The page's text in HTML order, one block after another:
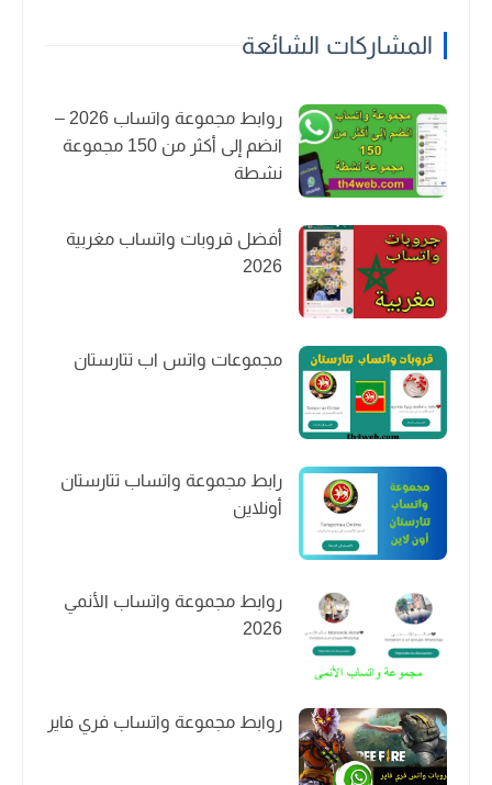
المشاركات الشائعة
روابط مجموعة واتساب 2026 –
انضم إلى أكثر من 150 مجموعة
نشطة
أفضل قروبات واتساب مغربية
2026
مجموعات واتس اب تتارستان
رابط مجموعة واتساب تتارستان
أونلاين
روابط مجموعة واتساب الأنمي
2026
روابط مجموعة واتساب فري فاير